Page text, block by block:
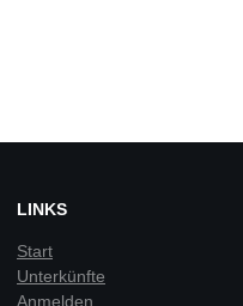
LINKS
Start
Unterkünfte
Anmelden